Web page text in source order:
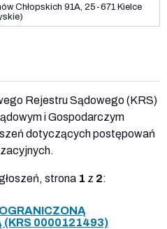
Chłopskich 91A, 25-671 Kielce
Rejestru Sądowego (KRS)
i Gospodarczym
dotyczących postępowań
strona 1 z 2:
(KRS 0000121493)